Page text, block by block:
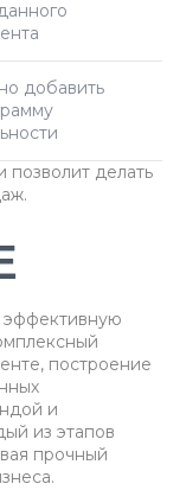
добавить
позволит делать
эффективную
построение
и
из этапов
прочный